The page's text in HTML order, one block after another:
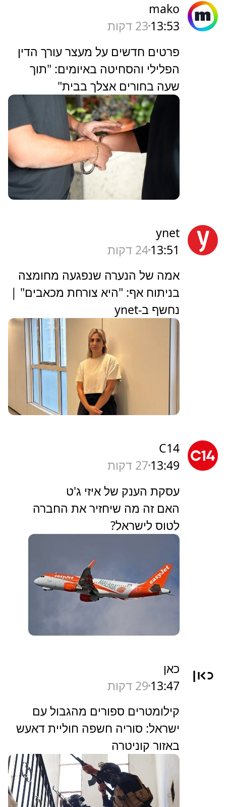
mako
13:53 23 דקות
פרטים חדשים על מעצר עורך הדין
הפלילי והסחיטה באיומים: "תוך
שעה בחורים אצלך בבית"
ynet
13:5125 דקות
אמה של הנערה שנפגעה מחומצה
בניתוח אף: "היא צורחת מכאבים" |
נחשף ב-ynet
C14
13:49 27 דקות
עסקת הענק של איזי ג'ט
האם זה מה שיחזיר את החברה
לטוס לישראל?
כאן
13:47 29 דקות
קילומטרים ספורים מהגבול עם
ישראל: סוריה חשפה חוליית דאעש
באזור קוניטרה